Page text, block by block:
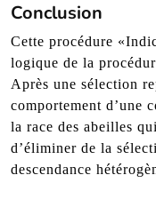
Conclusion
Cette procédure
logique de la
Après une sélection
comportement d’une
la race des abeilles
d’éliminer de la
descendance